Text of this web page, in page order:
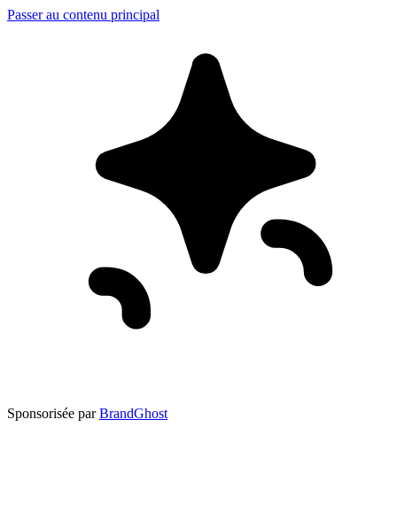
Passer au contenu principal
Sponsorisée par BrandGhost